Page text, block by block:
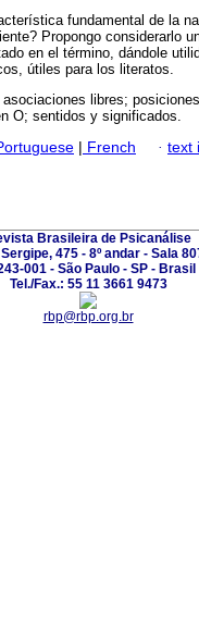
fundamental de la
Propongo considerarlo
en el término, dándole
útiles para los literatos.
libres;
O; sentidos y significados.
| French · text
Brasileira de Psicanálise
475 - 8º andar - Sala
001 - São Paulo - SP - Brasil
Tel./Fax.: 55 11 3661 9473
rbp@rbp.org.br